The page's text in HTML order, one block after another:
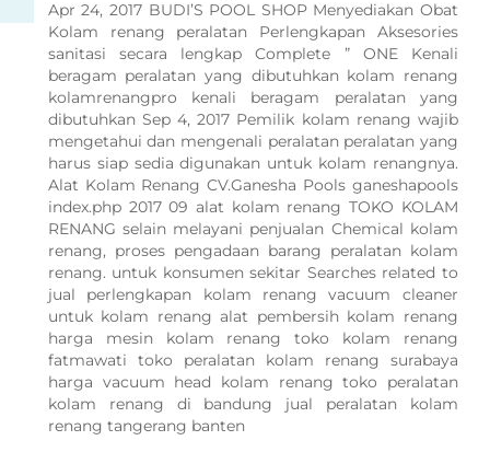
Apr 24, 2017 BUDI’S POOL SHOP Menyediakan Obat
Kolam renang peralatan Perlengkapan Aksesories
sanitasi secara lengkap Complete ” ONE Kenali
beragam peralatan yang dibutuhkan kolam renang
kolamrenangpro kenali beragam peralatan yang
dibutuhkan Sep 4, 2017 Pemilik kolam renang wajib
mengetahui dan mengenali peralatan peralatan yang
harus siap sedia digunakan untuk kolam renangnya.
Alat Kolam Renang CV.Ganesha Pools ganeshapools
index.php 2017 09 alat kolam renang TOKO KOLAM
RENANG selain melayani penjualan Chemical kolam
renang, proses pengadaan barang peralatan kolam
renang. untuk konsumen sekitar Searches related to
jual perlengkapan kolam renang vacuum cleaner
untuk kolam renang alat pembersih kolam renang
harga mesin kolam renang toko kolam renang
fatmawati toko peralatan kolam renang surabaya
harga vacuum head kolam renang toko peralatan
kolam renang di bandung jual peralatan kolam
renang tangerang banten